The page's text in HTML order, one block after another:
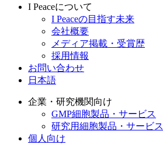
I Peaceについて
I Peaceの目指す未来
会社概要
メディア掲載・受賞歴
採用情報
お問い合わせ
日本語
企業・研究機関向け
GMP細胞製品・サービス
研究用細胞製品・サービス
個人向け